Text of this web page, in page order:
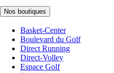
Nos boutiques
Basket-Center
Boulevard du Golf
Direct Running
Direct-Volley
Espace Golf